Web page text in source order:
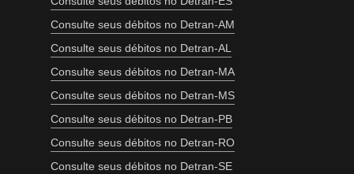
Consulte seus débitos no Detran-AM
Consulte seus débitos no Detran-AL
Consulte seus débitos no Detran-MA
Consulte seus débitos no Detran-MS
Consulte seus débitos no Detran-PB
Consulte seus débitos no Detran-RO
Consulte seus débitos no Detran-SE